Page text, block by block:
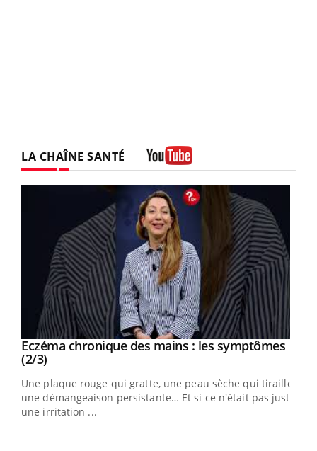
LA CHAÎNE SANTÉ
Youtube
Eczéma chronique des mains : les symptômes
(2/3)Youtube
Une plaque rouge qui gratte, une peau sèche qui tiraille,
une démangeaison persistante… Et si ce n'était pas juste
une irritation ...